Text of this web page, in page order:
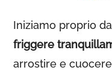
Iniziamo proprio
friggere
arrostire e